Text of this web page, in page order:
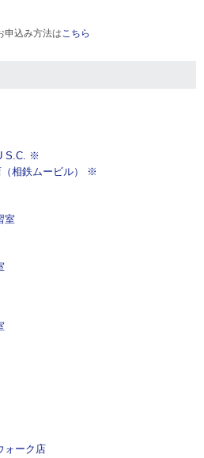
申込み方法はこちら
S.C. ※
（相鉄ムービル） ※
室
ォーク店